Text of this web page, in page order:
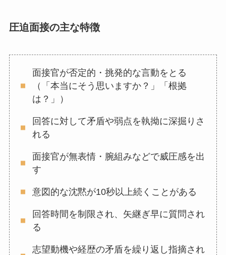
圧迫面接の主な特徴
面接官が否定的・挑発的な言動をとる
（「本当にそう思いますか？」「根拠
は？」）
回答に対して矛盾や弱点を執拗に深掘りさ
れる
面接官が無表情・腕組みなどで威圧感を出
す
意図的な沈黙が10秒以上続くことがある
回答時間を制限され、矢継ぎ早に質問され
る
志望動機や経歴の矛盾を繰り返し指摘され